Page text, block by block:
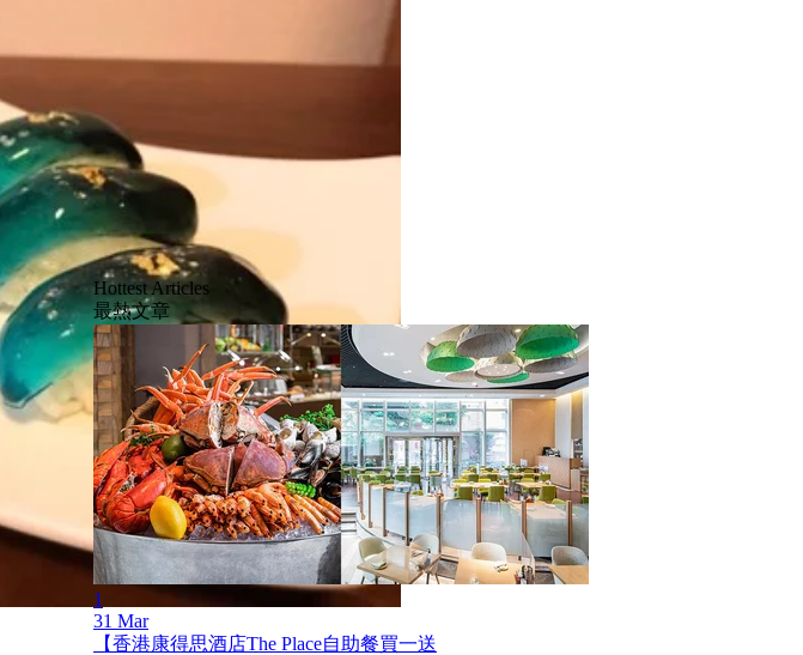
Hottest Articles
最熱文章
1
31 Mar
【香港康得思酒店The Place自助餐買一送